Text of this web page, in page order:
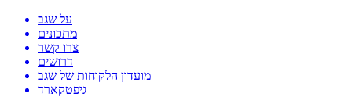
על שגב
מתכונים
צרו קשר
דרושים
מועדון הלקוחות של שגב
גיפטקארד